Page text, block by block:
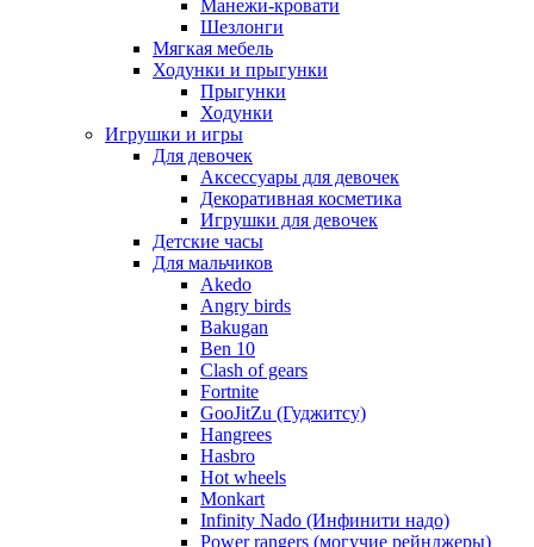
Манежи-кровати
Шезлонги
Мягкая мебель
Ходунки и прыгунки
Прыгунки
Ходунки
Игрушки и игры
Для девочек
Аксессуары для девочек
Декоративная косметика
Игрушки для девочек
Детские часы
Для мальчиков
Akedo
Angry birds
Bakugan
Ben 10
Clash of gears
Fortnite
GooJitZu (Гуджитсу)
Hangrees
Hasbro
Hot wheels
Monkart
Infinity Nado (Инфинити надо)
Power rangers (могучие рейнджеры)